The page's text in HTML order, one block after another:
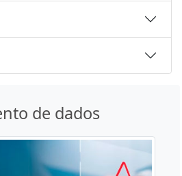
de dados